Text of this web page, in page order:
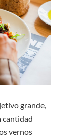
grande,
cantidad
vernos